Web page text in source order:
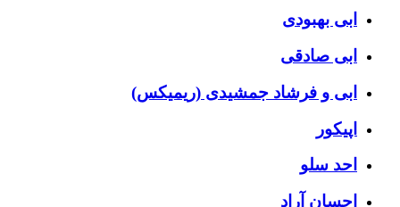
ابی بهبودی
ابی صادقی
ابی و فرشاد جمشیدی (ریمیکس)
اپیکور
احد سلو
احسان آراد